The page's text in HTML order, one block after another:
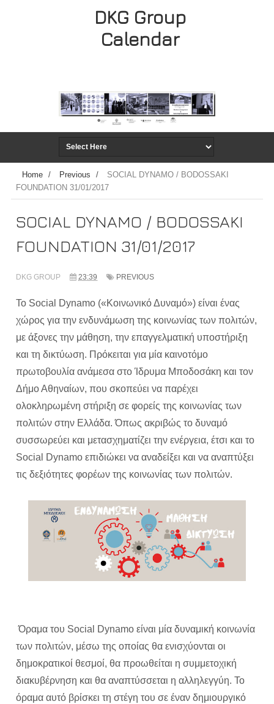
DKG Group
Calendar
Home / Previous /
SOCIAL DYNAMO / BODOSSAKI
FOUNDATION 31/01/2017
SOCIAL DYNAMO / BODOSSAKI
FOUNDATION 31/01/2017
DKG GROUP 23:39 PREVIOUS
Το Social Dynamo («Κοινωνικό Δυναμό») είναι ένας
χώρος για την ενδυνάμωση της κοινωνίας των πολιτών,
με άξονες την μάθηση, την επαγγελματική υποστήριξη
και τη δικτύωση. Πρόκειται για μία καινοτόμο
πρωτοβουλία ανάμεσα στο Ίδρυμα Μποδοσάκη και τον
Δήμο Αθηναίων, που σκοπεύει να παρέχει
ολοκληρωμένη στήριξη σε φορείς της κοινωνίας των
πολιτών στην Ελλάδα. Όπως ακριβώς το δυναμό
συσσωρεύει και μετασχηματίζει την ενέργεια, έτσι και το
Social Dynamo επιδιώκει να αναδείξει και να αναπτύξει
τις δεξιότητες φορέων της κοινωνίας των πολιτών.
Όραμα του Social Dynamo είναι μία δυναμική κοινωνία
των πολιτών, μέσω της οποίας θα ενισχύονται οι
δημοκρατικοί θεσμοί, θα προωθείται η συμμετοχική
διακυβέρνηση και θα αναπτύσσεται η αλληλεγγύη. Το
όραμα αυτό βρίσκει τη στέγη του σε έναν δημιουργικό